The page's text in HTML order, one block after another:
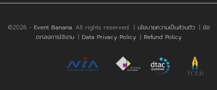
©2026 - Event Banana. All rights reserved. | นโยบายความเป็นส่วนตัว | ข้อ
ตกลงการใช้งาน | Data Privacy Policy | Refund Policy